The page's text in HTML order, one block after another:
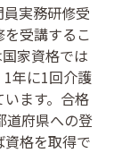
実務研修受
受講するこ
家資格では
年に1回介護
ます。合格
道府県への登
格を取得で